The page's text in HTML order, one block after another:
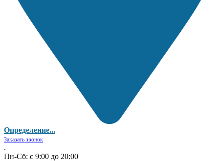
Определение...
Заказать звонок
.
Пн-Сб: с 9:00 до 20:00